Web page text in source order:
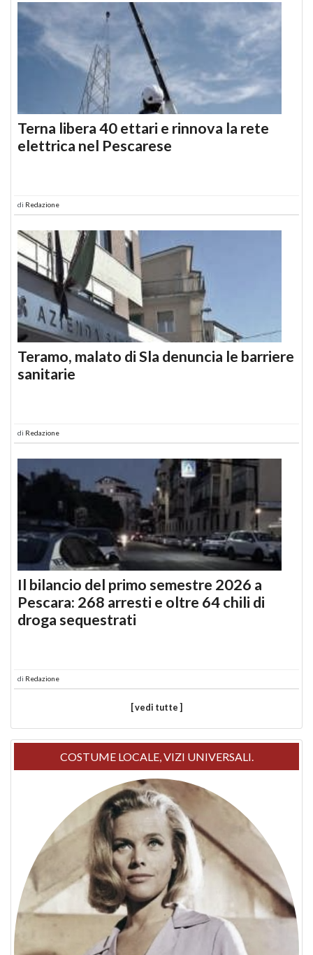
Terna libera 40 ettari e rinnova la rete
elettrica nel Pescarese
di Redazione
Teramo, malato di Sla denuncia le barriere
sanitarie
di Redazione
Il bilancio del primo semestre 2026 a
Pescara: 268 arresti e oltre 64 chili di
droga sequestrati
di Redazione
[ vedi tutte ]
COSTUME LOCALE, VIZI UNIVERSALI.